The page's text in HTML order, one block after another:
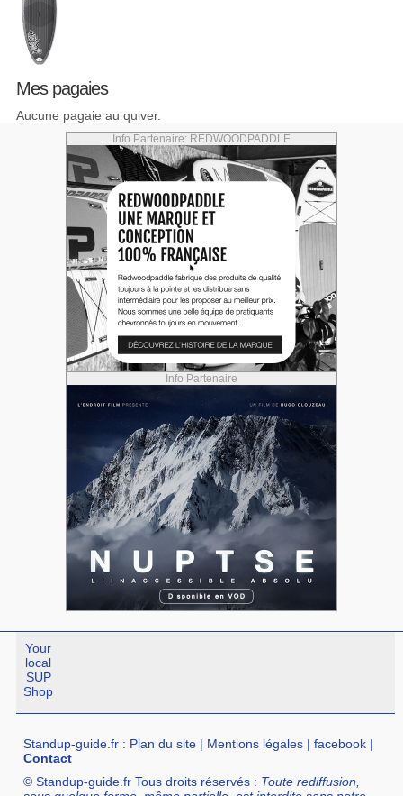
Mes pagaies
Aucune pagaie au quiver.
Info Partenaire: REDWOODPADDLE
Info Partenaire
Your
local
SUP
Shop
Standup-guide.fr : Plan du site | Mentions légales |facebook |
Contact
© Standup-guide.fr Tous droits réservés : Toute rediffusion,